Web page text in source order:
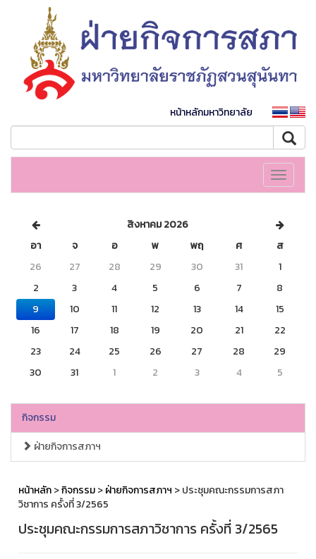
หน้าหลักมหาวิทยาลัย
Toggle
สิงหาคม 2026
อา
จ อ พ พฤ ศ
ส
26
27 28 29 30 31
1
2
3 4 5 6 7
8
9
10 11 12 13 14
15
16
17 18 19 20 21
22
23
24 25 26 27 28
29
30
31 1 2 3 4 5
กิจกรรม
ฝ่ายกิจการสภาฯ
หน้าหลัก>กิจกรรม>ฝ่ายกิจการสภาฯ > ประชุมคณะกรรมการสภา
วิชาการ ครั้งที่ 3/2565
ประชุมคณะกรรมการสภาวิชาการ ครั้งที่ 3/2565